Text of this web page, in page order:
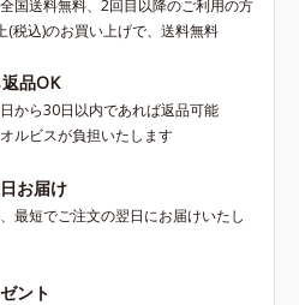
国送料無料、2回目以降のご利用の方
(税込)のお買い上げで、送料無料
品OK
から30日以内であれば返品可能
ルビスが負担いたします
お届け
最短でご注文の翌日にお届けいたし
ント